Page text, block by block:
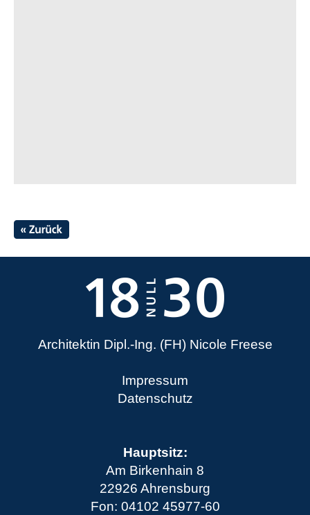
Architektin Dipl.-Ing. (FH) Nicole Freese
Impressum
Datenschutz
Hauptsitz:
Am Birkenhain 8
22926 Ahrensburg
Fon: 04102 45977-60